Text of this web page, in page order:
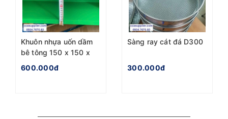
Khuôn nhựa uốn dầm
bê tông 150 x 150 x
600mm
600.000đ
Sàng ray cát đá D300
300.000đ